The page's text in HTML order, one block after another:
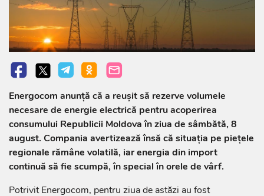
Energocom anunță că a reușit să rezerve volumele
necesare de energie electrică pentru acoperirea
consumului Republicii Moldova în ziua de sâmbătă, 8
august. Compania avertizează însă că situația pe piețele
regionale rămâne volatilă, iar energia din import
continuă să fie scumpă, în special în orele de vârf.
Potrivit Energocom, pentru ziua de astăzi au fost